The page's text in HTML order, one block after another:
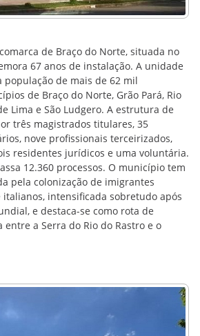
de Braço do Norte, situada no
67 anos de instalação. A unidade
de mais de 62 mil
de Braço do Norte, Grão Pará, Rio
Lima e São Ludgero. A estrutura de
três magistrados titulares, 35
nove profissionais terceirizados,
residentes jurídicos e uma voluntária.
12.360 processos. O município tem
pela colonização de imigrantes
italianos, intensificada sobretudo após
e destaca-se como rota de
entre a Serra do Rio do Rastro e o